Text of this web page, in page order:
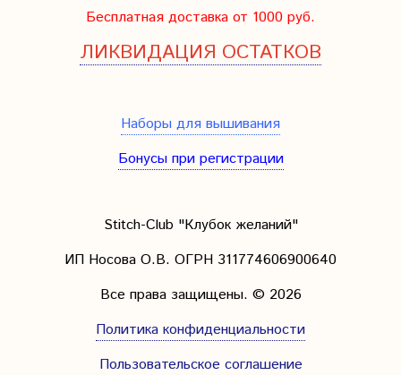
Бесплатная доставка от 1000 руб.
ЛИКВИДАЦИЯ ОСТАТКОВ
Наборы для вышивания
Бонусы при регистрации
Stitch-Club "Клубок желаний"
ИП Носова О.В. ОГРН 311774606900640
Все права защищены. © 2026
Политика конфиденциальности
Пользовательское соглашение